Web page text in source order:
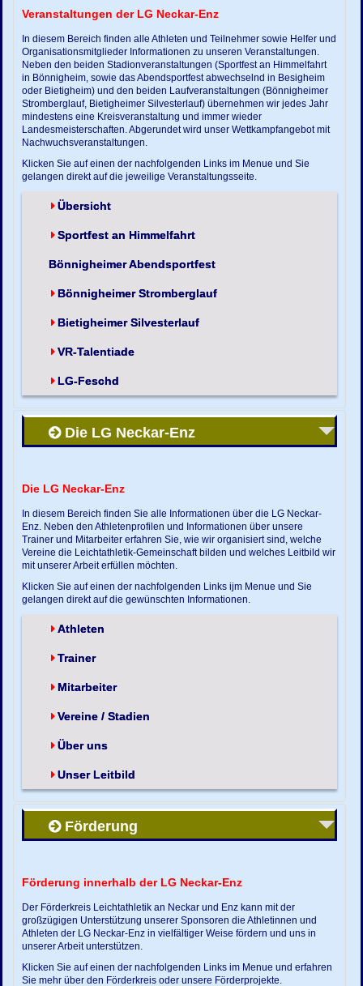
Veranstaltungen der LG Neckar-Enz
In diesem Bereich finden alle Athleten und Teilnehmer sowie Helfer und
Organisationsmitglieder Informationen zu unseren Veranstaltungen.
Neben den beiden Stadionveranstaltungen (Sportfest an Himmelfahrt
in Bönnigheim, sowie das Abendsportfest abwechselnd in Besigheim
oder Bietigheim) und den beiden Laufveranstaltungen (Bönnigheimer
Stromberglauf, Bietigheimer Silvesterlauf) übernehmen wir jedes Jahr
mindestens eine Kreisveranstaltung und immer wieder
Landesmeisterschaften. Abgerundet wird unser Wettkampfangebot mit
Nachwuchsveranstaltungen.
Klicken Sie auf einen der nachfolgenden Links im Menue und Sie
gelangen direkt auf die jeweilige Veranstaltungsseite.
Übersicht
Sportfest an Himmelfahrt
Bönnigheimer Abendsportfest
Bönnigheimer Stromberglauf
Bietigheimer Silvesterlauf
VR-Talentiade
LG-Feschd
Die LG Neckar-Enz
Die LG Neckar-Enz
In diesem Bereich finden Sie alle Informationen über die LG Neckar-
Enz. Neben den Athletenprofilen und Informationen über unsere
Trainer und Mitarbeiter erfahren Sie, wie wir organisiert sind, welche
Vereine die Leichtathletik-Gemeinschaft bilden und welches Leitbild wir
mit unserer Arbeit erfüllen möchten.
Klicken Sie auf einen der nachfolgenden Links ijm Menue und Sie
gelangen direkt auf die gewünschten Informationen.
Athleten
Trainer
Mitarbeiter
Vereine / Stadien
Über uns
Unser Leitbild
Förderung
Förderung innerhalb der LG Neckar-Enz
Der Förderkreis Leichtathletik an Neckar und Enz kann mit der
großzügigen Unterstützung unserer Sponsoren die Athletinnen und
Athleten der LG Neckar-Enz in vielfältiger Weise fördern und uns in
unserer Arbeit unterstützen.
Klicken Sie auf einen der nachfolgenden Links im Menue und erfahren
Sie mehr über den Förderkreis oder unsere Förderprojekte.